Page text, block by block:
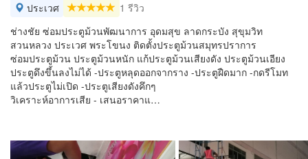
ประเวศ
1 รีวิว
ช่างชัย ซ่อมประตูม้วนพัฒนาการ อุดมสุข ลาดกระบัง สุขุมวิท
สวนหลวง ประเวศ พระโขนง ติดตั้งประตูม้วนสมุทรปราการ
ซ่อมประตูม้วน ประตูม้วนหนัก แก้ประตูม้วนเสียงดัง ประตูม้วนเอียง
ประตูดึงขึ้นลงไม่ได้ -ประตูหลุดออกจากราง -ประตูฝืดมาก -กดรีโมท
แล้วประตูไม่เปิด -ประตูเสียงดังคึกๆ
วิเคราะห์อาการเสีย - เสนอราคาแ…